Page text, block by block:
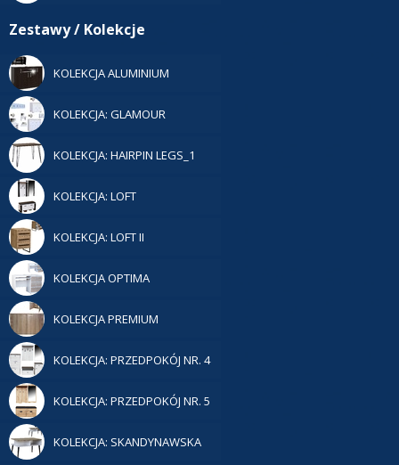
Zestawy / Kolekcje
KOLEKCJA ALUMINIUM
KOLEKCJA: GLAMOUR
KOLEKCJA: HAIRPIN LEGS_1
KOLEKCJA: LOFT
KOLEKCJA: LOFT II
KOLEKCJA OPTIMA
KOLEKCJA PREMIUM
KOLEKCJA: PRZEDPOKÓJ NR. 4
KOLEKCJA: PRZEDPOKÓJ NR. 5
KOLEKCJA: SKANDYNAWSKA